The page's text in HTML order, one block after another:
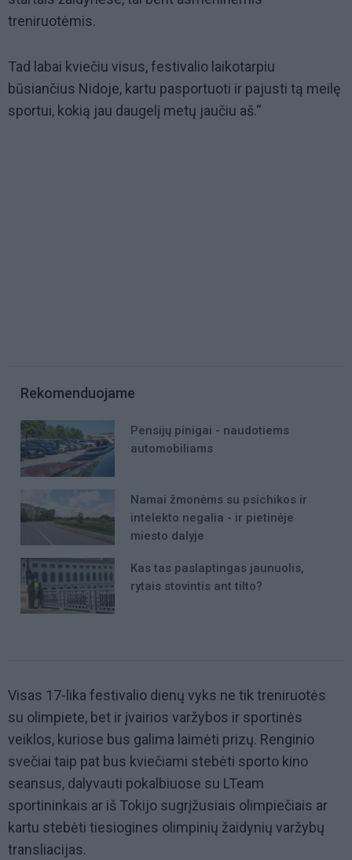
treniruotėmis.
Tad labai kviečiu visus, festivalio laikotarpiu
būsiančius Nidoje, kartu pasportuoti ir pajusti tą meilę
sportui, kokią jau daugelį metų jaučiu aš.“
Rekomenduojame
Pensijų pinigai - naudotiems
automobiliams
Namai žmonėms su psichikos ir
intelekto negalia - ir pietinėje
miesto dalyje
Kas tas paslaptingas jaunuolis,
rytais stovintis ant tilto?
Visas 17-lika festivalio dienų vyks ne tik treniruotės
su olimpiete, bet ir įvairios varžybos ir sportinės
veiklos, kuriose bus galima laimėti prizų. Renginio
svečiai taip pat bus kviečiami stebėti sporto kino
seansus, dalyvauti pokalbiuose su LTeam
sportininkais ar iš Tokijo sugrįžusiais olimpiečiais ar
kartu stebėti tiesiogines olimpinių žaidynių varžybų
transliacijas.